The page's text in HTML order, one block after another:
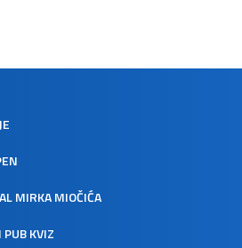
MIRKA MIOČIĆA
PUB KVIZ